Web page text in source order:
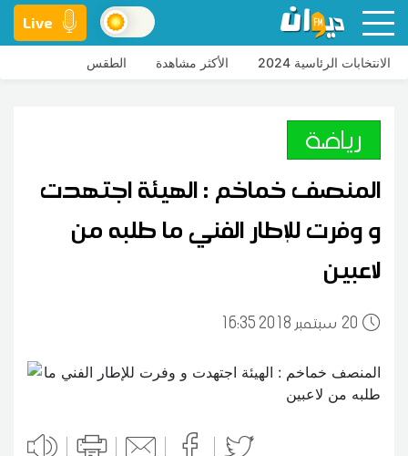
Live
الانتخابات الرئاسية 2024 الأكثر مشاهدة الطقس
رياضة
المنصف خماخم : الهيئة اجتهدت
و وفرت للإطار الفني ما طلبه من
لاعبين
20 16:35 2018 سبتمبر